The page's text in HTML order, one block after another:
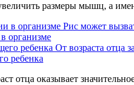
размеры мышц, а
Рис может
организме
От возраста отца
ребенка
отца оказывает